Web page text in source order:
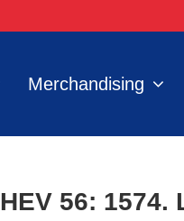
Merchandising
HEV 56: 1574.